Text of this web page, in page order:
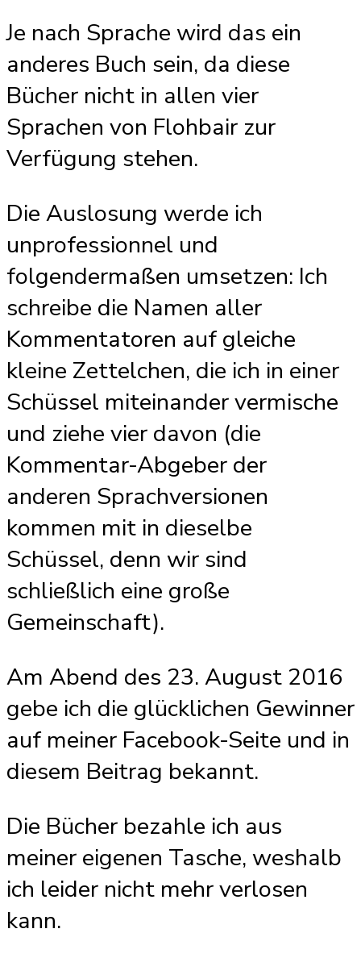
Je nach Sprache wird das ein
anderes Buch sein, da diese
Bücher nicht in allen vier
Sprachen von Flohbair zur
Verfügung stehen.
Die Auslosung werde ich
unprofessionnel und
folgendermaßen umsetzen: Ich
schreibe die Namen aller
Kommentatoren auf gleiche
kleine Zettelchen, die ich in einer
Schüssel miteinander vermische
und ziehe vier davon (die
Kommentar-Abgeber der
anderen Sprachversionen
kommen mit in dieselbe
Schüssel, denn wir sind
schließlich eine große
Gemeinschaft).
Am Abend des 23. August 2016
gebe ich die glücklichen Gewinner
auf meiner Facebook-Seite und in
diesem Beitrag bekannt.
Die Bücher bezahle ich aus
meiner eigenen Tasche, weshalb
ich leider nicht mehr verlosen
kann.